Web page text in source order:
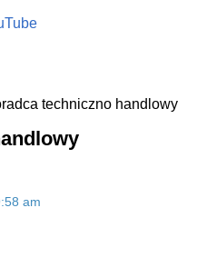
techniczno handlowy
am